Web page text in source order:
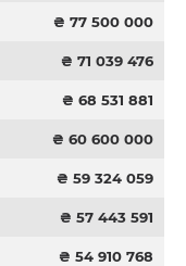
₴ 77 500 000
₴ 71 039 476
₴ 68 531 881
₴ 60 600 000
₴ 59 324 059
₴ 57 443 591
₴ 54 910 768